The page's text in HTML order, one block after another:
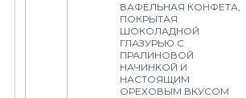
ВАФЕЛЬНАЯ КОНФЕТА,
ПОКРЫТАЯ
ШОКОЛАДНОЙ
ГЛАЗУРЬЮ С
ПРАЛИНОВОЙ
НАЧИНКОЙ И
НАСТОЯЩИМ
ОРЕХОВЫМ ВКУСОМ